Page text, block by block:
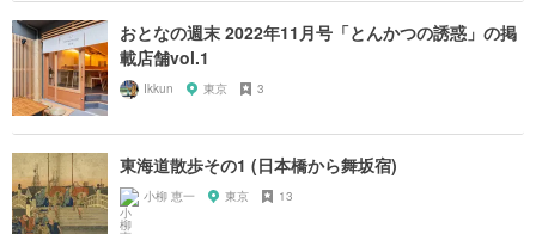
おとなの週末 2022年11月号「とんかつの誘惑」の掲
載店舗vol.1
Ikkun 東京 3
東海道散歩その1 (日本橋から舞坂宿)
小柳 恵一 東京 13